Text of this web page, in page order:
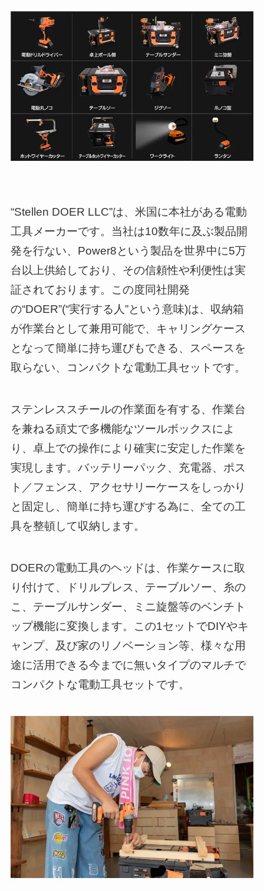
“Stellen DOER LLC”は、米国に本社がある電動
工具メーカーです。当社は10数年に及ぶ製品開
発を行ない、Power8という製品を世界中に5万
台以上供給しており、その信頼性や利便性は実
証されております。この度同社開発
の“DOER”(“実行する人”という意味)は、収納箱
が作業台として兼用可能で、キャリングケース
となって簡単に持ち運びもできる、スペースを
取らない、コンパクトな電動工具セットです。
ステンレススチールの作業面を有する、作業台
を兼ねる頑丈で多機能なツールボックスによ
り、卓上での操作により確実に安定した作業を
実現します。バッテリーパック、充電器、ポス
ト／フェンス、アクセサリーケースをしっかり
と固定し、簡単に持ち運びする為に、全ての工
具を整頓して収納します。
DOERの電動工具のヘッドは、作業ケースに取
り付けて、ドリルプレス、テーブルソー、糸の
こ、テーブルサンダー、ミニ旋盤等のベンチト
ップ機能に変換します。この1セットでDIYやキ
ャンプ、及び家のリノベーション等、様々な用
途に活用できる今までに無いタイプのマルチで
コンパクトな電動工具セットです。